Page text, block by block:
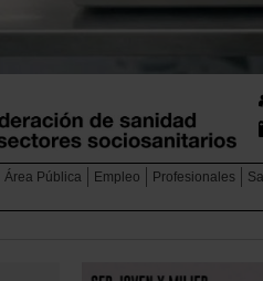
Área Pública Empleo Profesionales